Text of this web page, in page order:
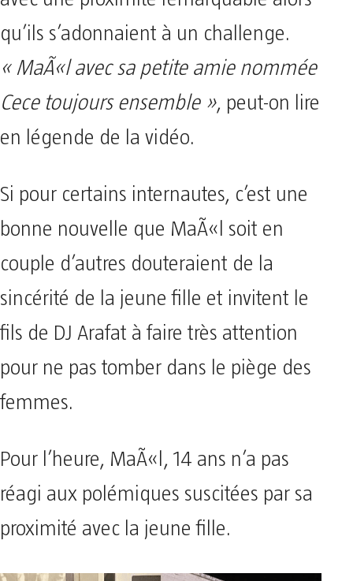
qu’ils s’adonnaient à un challenge.
« MaÃ«l avec sa petite amie nommée
Cece toujours ensemble », peut-on lire
en légende de la vidéo.
Si pour certains internautes, c’est une
bonne nouvelle que MaÃ«l soit en
couple d’autres douteraient de la
sincérité de la jeune fille et invitent le
fils de DJ Arafat à faire très attention
pour ne pas tomber dans le piège des
femmes.
Pour l’heure, MaÃ«l, 14 ans n’a pas
réagi aux polémiques suscitées par sa
proximité avec la jeune fille.